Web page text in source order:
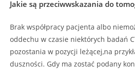
Jakie są przeciwwskazania do
Brak współpracy pacjenta albo
oddechu w czasie niektórych badań
pozostania w pozycji leżącej,na
duszności. Gdy ma zostać podany